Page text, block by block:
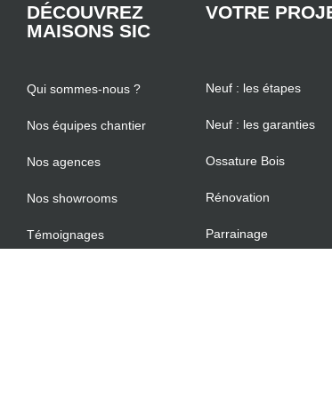
DÉCOUVREZ
MAISONS SIC
Qui sommes-nous ?
Nos équipes chantier
Nos agences
Nos showrooms
Témoignages
VOTRE
Neuf : les étapes
Neuf : les garanties
Ossature Bois
Rénovation
Parrainage